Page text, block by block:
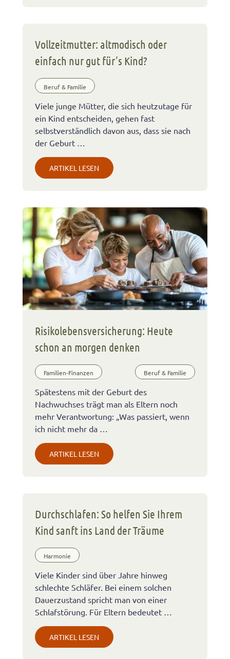
Vollzeitmutter: altmodisch oder
einfach nur gut für’s Kind?
Beruf & Familie
Viele junge Mütter, die sich heutzutage für
ein Kind entscheiden, gehen fast
selbstverständlich davon aus, dass sie nach
der Geburt …
ARTIKEL LESEN
Risikolebensversicherung: Heute
schon an morgen denken
Familien-Finanzen Beruf & Familie
Spätestens mit der Geburt des
Nachwuchses trägt man als Eltern noch
mehr Verantwortung: „Was passiert, wenn
ich nicht mehr da …
ARTIKEL LESEN
Durchschlafen: So helfen Sie Ihrem
Kind sanft ins Land der Träume
Harmonie
Viele Kinder sind über Jahre hinweg
schlechte Schläfer. Bei einem solchen
Dauerzustand spricht man von einer
Schlafstörung. Für Eltern bedeutet …
ARTIKEL LESEN